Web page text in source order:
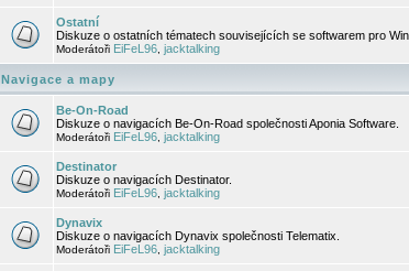
Ostatní
Diskuze o ostatních tématech souvisejících se softwarem pro
Moderátoři EiFeL96 jacktalking
Navigace a mapy
Be-On-Road
Diskuze o navigacích Be-On-Road společnosti Aponia Software.
Moderátoři EiFeL96 jacktalking
Destinator
Diskuze o navigacích Destinator.
Moderátoři EiFeL96 jacktalking
Dynavix
Diskuze o navigacích Dynavix společnosti Telematix.
Moderátoři EiFeL96 jacktalking